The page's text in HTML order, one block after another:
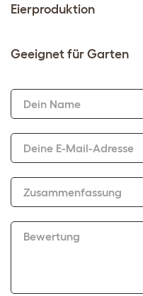
Eierproduktion
Geeignet für Garten
Dein Name
Deine E-Mail-Adresse
Zusammenfassung
Bewertung